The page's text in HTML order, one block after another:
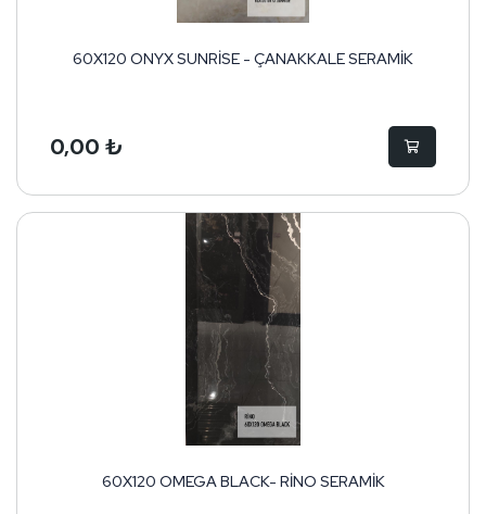
60X120 ONYX SUNRİSE - ÇANAKKALE SERAMİK
0,00 ₺
60X120 OMEGA BLACK- RİNO SERAMİK